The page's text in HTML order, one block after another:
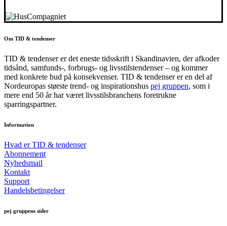
Om TID & tendenser
TID & tendenser er det eneste tidsskrift i Skandinavien, der afkoder
tidsånd, samfunds-, forbrugs- og livsstilstendenser – og kommer
med konkrete bud på konsekvenser. TID & tendenser er en del af
Nordeuropas største trend- og inspirationshus pej gruppen, som i
mere end 50 år har været livsstilsbranchens foretrukne
sparringspartner.
Information
Hvad er TID & tendenser
Abonnement
Nyhedsmail
Kontakt
Support
Handelsbetingelser
pej gruppens sider